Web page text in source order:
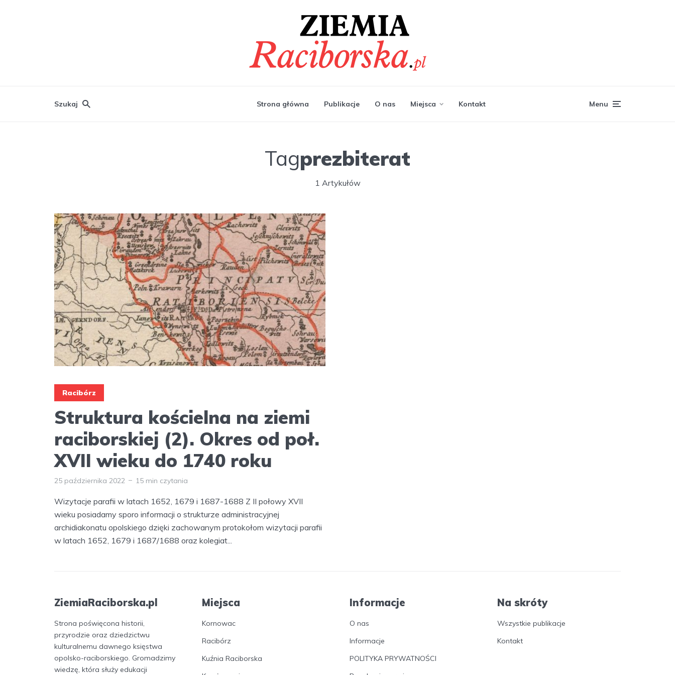
Szukaj Strona główna Publikacje O nas Miejsca Kontakt Menu
Tagprezbiterat
1 Artykułów
Racibórz
Struktura kościelna na ziemi
raciborskiej (2). Okres od poł.
XVII wieku do 1740 roku
25 października 2022 15 min czytania
Wizytacje parafii w latach 1652, 1679 i 1687-1688 Z II połowy XVII
wieku posiadamy sporo informacji o strukturze administracyjnej
archidiakonatu opolskiego dzięki zachowanym protokołom wizytacji parafii
w latach 1652, 1679 i 1687/1688 oraz kolegiat...
ZiemiaRaciborska.pl
Strona poświęcona historii,
przyrodzie oraz dziedzictwu
kulturalnemu dawnego księstwa
opolsko-raciborskiego. Gromadzimy
wiedzę, która służy edukacji
Miejsca
Kornowac
Racibórz
Kuźnia Raciborska
Informacje
O nas
Informacje
POLITYKA PRYWATNOŚCI
Na skróty
Wszystkie publikacje
Kontakt